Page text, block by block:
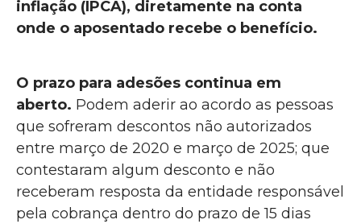
inflação (IPCA), diretamente na conta
onde o aposentado recebe o benefício.
O prazo para adesões continua em
aberto. Podem aderir ao acordo as pessoas
que sofreram descontos não autorizados
entre março de 2020 e março de 2025; que
contestaram algum desconto e não
receberam resposta da entidade responsável
pela cobrança dentro do prazo de 15 dias